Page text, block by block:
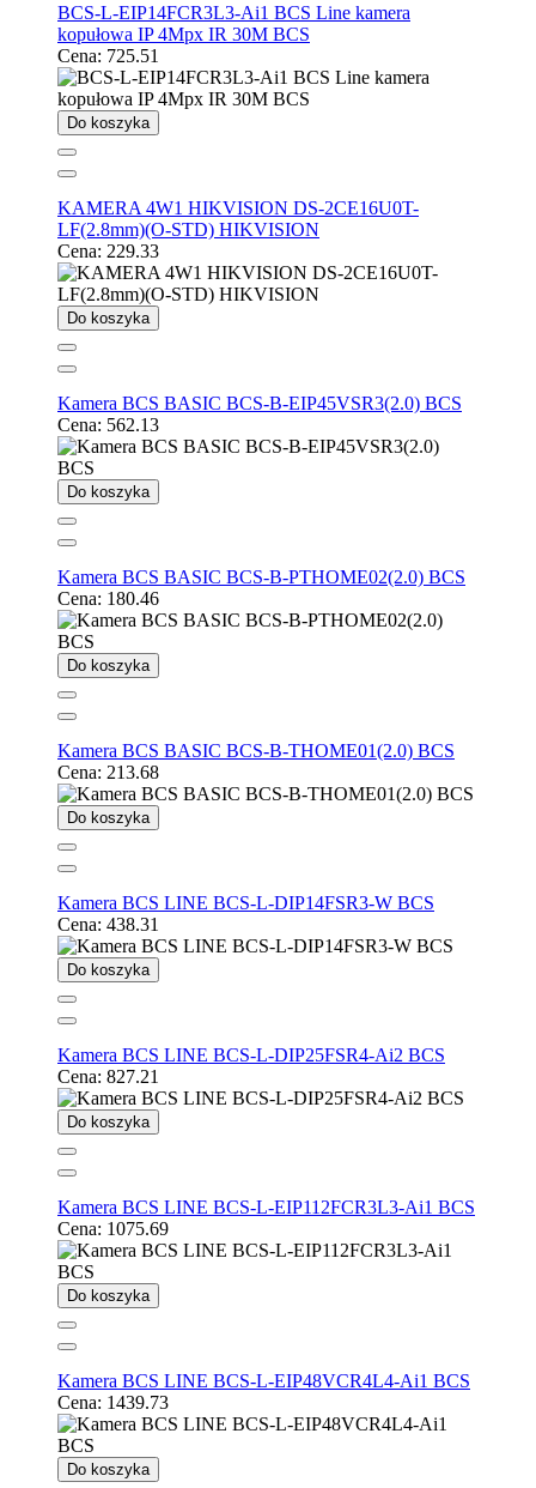
BCS-L-EIP14FCR3L3-Ai1 BCS Line kamera
kopułowa IP 4Mpx IR 30M BCS
Cena: 725.51
Do koszyka
KAMERA 4W1 HIKVISION DS-2CE16U0T-
LF(2.8mm)(O-STD) HIKVISION
Cena: 229.33
Do koszyka
Kamera BCS BASIC BCS-B-EIP45VSR3(2.0) BCS
Cena: 562.13
Do koszyka
Kamera BCS BASIC BCS-B-PTHOME02(2.0) BCS
Cena: 180.46
Do koszyka
Kamera BCS BASIC BCS-B-THOME01(2.0) BCS
Cena: 213.68
Do koszyka
Kamera BCS LINE BCS-L-DIP14FSR3-W BCS
Cena: 438.31
Do koszyka
Kamera BCS LINE BCS-L-DIP25FSR4-Ai2 BCS
Cena: 827.21
Do koszyka
Kamera BCS LINE BCS-L-EIP112FCR3L3-Ai1 BCS
Cena: 1075.69
Do koszyka
Kamera BCS LINE BCS-L-EIP48VCR4L4-Ai1 BCS
Cena: 1439.73
Do koszyka